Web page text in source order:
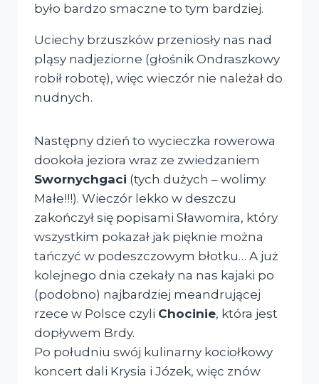
było bardzo smaczne to tym bardziej.
Uciechy brzuszków przeniosły nas nad
pląsy nadjeziorne (głośnik Ondraszkowy
robił robotę), więc wieczór nie należał do
nudnych.
Następny dzień to wycieczka rowerowa
dookoła jeziora wraz ze zwiedzaniem
Swornychgaci (tych dużych – wolimy
Małe!!!). Wieczór lekko w deszczu
zakończył się popisami Sławomira, który
wszystkim pokazał jak pięknie można
tańczyć w podeszczowym błotku… A już
kolejnego dnia czekały na nas kajaki po
(podobno) najbardziej meandrującej
rzece w Polsce czyli Chocinie, która jest
dopływem Brdy.
Po południu swój kulinarny kociołkowy
koncert dali Krysia i Józek, więc znów